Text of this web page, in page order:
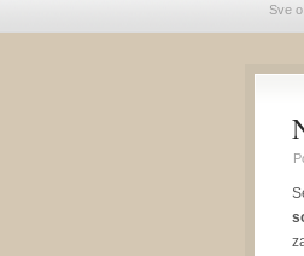
Sve